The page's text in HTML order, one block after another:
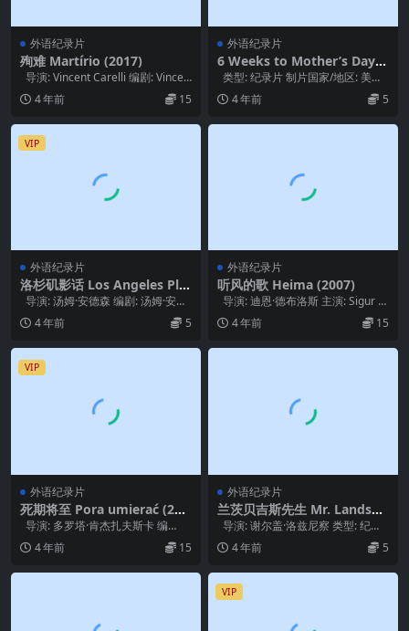
外语纪录片
殉难 Martírio (2017)
导演: Vincent Carelli 编剧: Vincen
t C...
4 年前 15
外语纪录片
6 Weeks to Mother’s Day
(2017)
类型: 纪录片 制片国家/地区: 美国
语言: 泰语 上映日期: ...
4 年前 5
VIP
外语纪录片
洛杉矶影话 Los Angeles Pla
ys Itself (2003)
导演: 汤姆·安德森 编剧: 汤姆·安德
森 主演: Encke K...
4 年前 5
外语纪录片
听风的歌 Heima (2007)
导演: 迪恩·德布洛斯 主演: Sigur R
ós 类型: 纪录片...
4 年前 15
VIP
外语纪录片
死期将至 Pora umierać (200
7)
导演: 多罗塔·肯杰扎夫斯卡 编
剧: 多罗塔·肯杰扎夫斯卡 主演:...
4 年前 15
外语纪录片
兰茨贝吉斯先生 Mr. Landsbe
rgis (2021)
导演: 谢尔盖·洛兹尼察 类型: 纪录
片 制片国家/地区: 立陶宛...
4 年前 5
VIP